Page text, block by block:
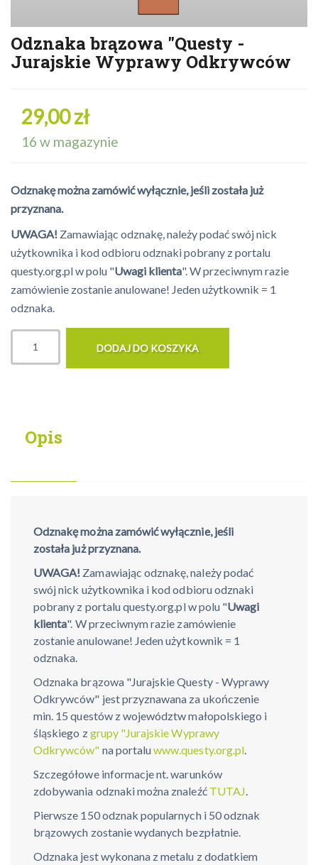
Odznaka brązowa "Questy -
Jurajskie Wyprawy Odkrywców
29,00 zł
16 w magazynie
Odznakę można zamówić wyłącznie, jeśli została już
przyznana.
UWAGA! Zamawiając odznakę, należy podać swój nick
użytkownika i kod odbioru odznaki pobrany z portalu
questy.org.pl w polu "Uwagi klienta". W przeciwnym razie
zamówienie zostanie anulowane! Jeden użytkownik = 1
odznaka.
Opis
Odznakę można zamówić wyłącznie, jeśli
została już przyznana.
UWAGA! Zamawiając odznakę, należy podać
swój nick użytkownika i kod odbioru odznaki
pobrany z portalu questy.org.pl w polu "Uwagi
klienta". W przeciwnym razie zamówienie
zostanie anulowane! Jeden użytkownik = 1
odznaka.
Odznaka brązowa "Jurajskie Questy - Wyprawy
Odkrywców" jest przyznawana za ukończenie
min. 15 questów z województw małopolskiego i
śląskiego zgrupy "Jurajskie Wyprawy
Odkrywców" na portaluwww.questy.org.pl.
Szczegółowe informacje nt. warunków
zdobywania odznaki można znaleźć TUTAJ.
Pierwsze 150 odznak popularnych i 50 odznak
brązowych zostanie wydanych bezpłatnie.
Odznaka jest wykonana z metalu z dodatkiem